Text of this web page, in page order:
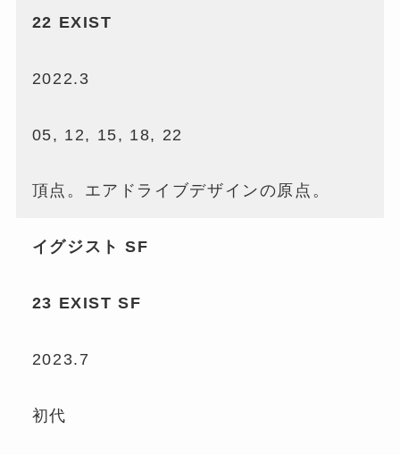
22 EXIST
2022.3
05, 12, 15, 18, 22
頂点。エアドライブデザインの原点。
イグジスト SF
23 EXIST SF
2023.7
初代